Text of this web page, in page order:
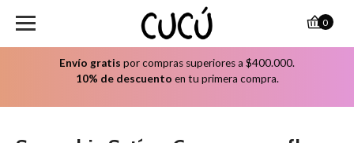
Envío gratis por compras superiores a $400.000.
10% de descuento en tu primera compra.
0